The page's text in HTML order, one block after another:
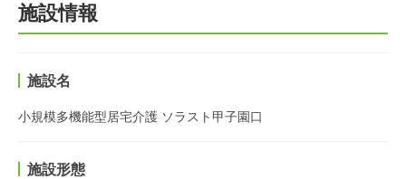
施設情報
施設名
小規模多機能型居宅介護 ソラスト甲子園口
施設形態